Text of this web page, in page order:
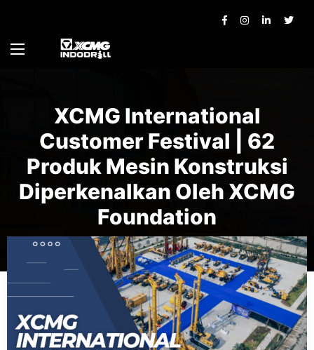
XCMG International
Customer Festival | 62
Produk Mesin Konstruksi
Diperkenalkan Oleh XCMG
Foundation